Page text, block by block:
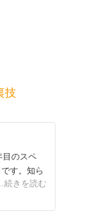
技
…続きを読む
目のスペ
す。知ら